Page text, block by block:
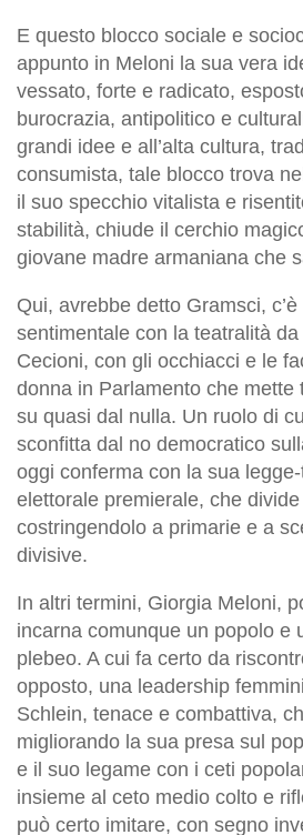
E questo blocco sociale e
appunto in Meloni la sua vera
vessato, forte e radicato,
burocrazia, antipolitico e
grandi idee e all’alta cultura,
consumista, tale blocco trova
il suo specchio vitalista e
stabilità, chiude il cerchio
giovane madre armaniana che
Qui, avrebbe detto Gramsci,
sentimentale con la teatralità
Cecioni, con gli occhiacci e le
donna in Parlamento che mette
su quasi dal nulla. Un ruolo di
sconfitta dal no democratico
oggi conferma con la sua
elettorale premierale, che
costringendolo a primarie e a
divisive.
In altri termini, Giorgia Meloni,
incarna comunque un popolo e
plebeo. A cui fa certo da
opposto, una leadership
Schlein, tenace e combattiva,
migliorando la sua presa sul
e il suo legame con i ceti
insieme al ceto medio colto e
può certo imitare, con segno